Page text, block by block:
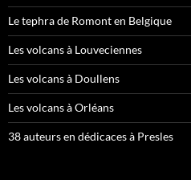
Le tephra de Romont en Belgique
Les volcans à Louveciennes
Les volcans à Doullens
Les volcans à Orléans
38 auteurs en dédicaces à Presles